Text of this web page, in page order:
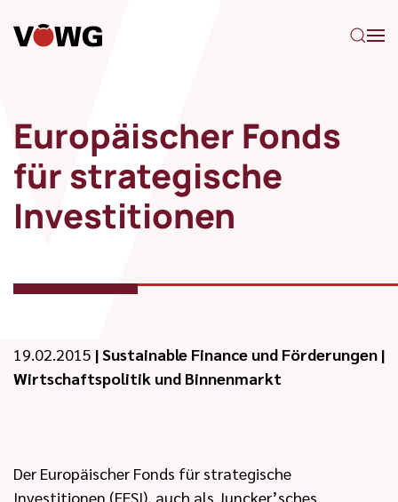
Zum Hauptinhalt springen
Europäischer Fonds
für strategische
Investitionen
19.02.2015 |Sustainable Finance und Förderungen |
Wirtschaftspolitik und Binnenmarkt
Der Europäischer Fonds für strategische
Investitionen (EFSI), auch als Juncker’sches